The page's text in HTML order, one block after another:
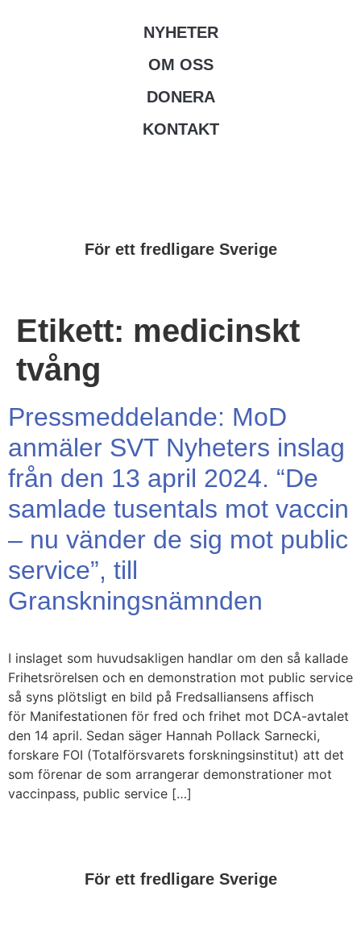
NYHETER
OM OSS
DONERA
KONTAKT
För ett fredligare Sverige
Etikett: medicinskt
tvång
Pressmeddelande: MoD
anmäler SVT Nyheters inslag
från den 13 april 2024. “De
samlade tusentals mot vaccin
– nu vänder de sig mot public
service”, till
Granskningsnämnden
I inslaget som huvudsakligen handlar om den så kallade
Frihetsrörelsen och en demonstration mot public service
så syns plötsligt en bild på Fredsalliansens affisch
för Manifestationen för fred och frihet mot DCA-avtalet
den 14 april. Sedan säger Hannah Pollack Sarnecki,
forskare FOI (Totalförsvarets forskningsinstitut) att det
som förenar de som arrangerar demonstrationer mot
vaccinpass, public service […]
För ett fredligare Sverige